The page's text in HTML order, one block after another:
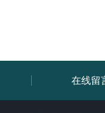
在线留